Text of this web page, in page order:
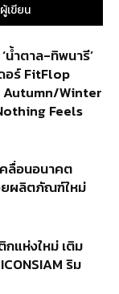
เขียน
น้ำตาล-ทิพนารี’
อร์ FitFlop
Autumn/Winter
Feels
ลื่อนอนาคต
ยผลิตภัณฑ์ใหม่
กแห่งใหม่ เติม
ริม